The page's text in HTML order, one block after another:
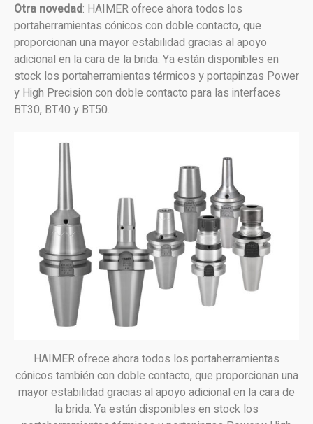
Otra novedad: HAIMER ofrece ahora todos los
portaherramientas cónicos con doble contacto, que
proporcionan una mayor estabilidad gracias al apoyo
adicional en la cara de la brida. Ya están disponibles en
stock los portaherramientas térmicos y portapinzas Power
y High Precision con doble contacto para las interfaces
BT30, BT40 y BT50.
HAIMER ofrece ahora todos los portaherramientas
cónicos también con doble contacto, que proporcionan una
mayor estabilidad gracias al apoyo adicional en la cara de
la brida. Ya están disponibles en stock los